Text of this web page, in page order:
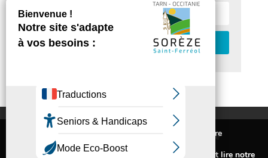
Je m'inscris
Contactez-nous
Inscrivez-vous à la newsletter de Sorèze
Mentions légales
Nous utilisons des cookies pour vous offrir la meilleure
expérience sur notre site.
Pour connaitre les cookies utilisés ou les désactiver et lire notre